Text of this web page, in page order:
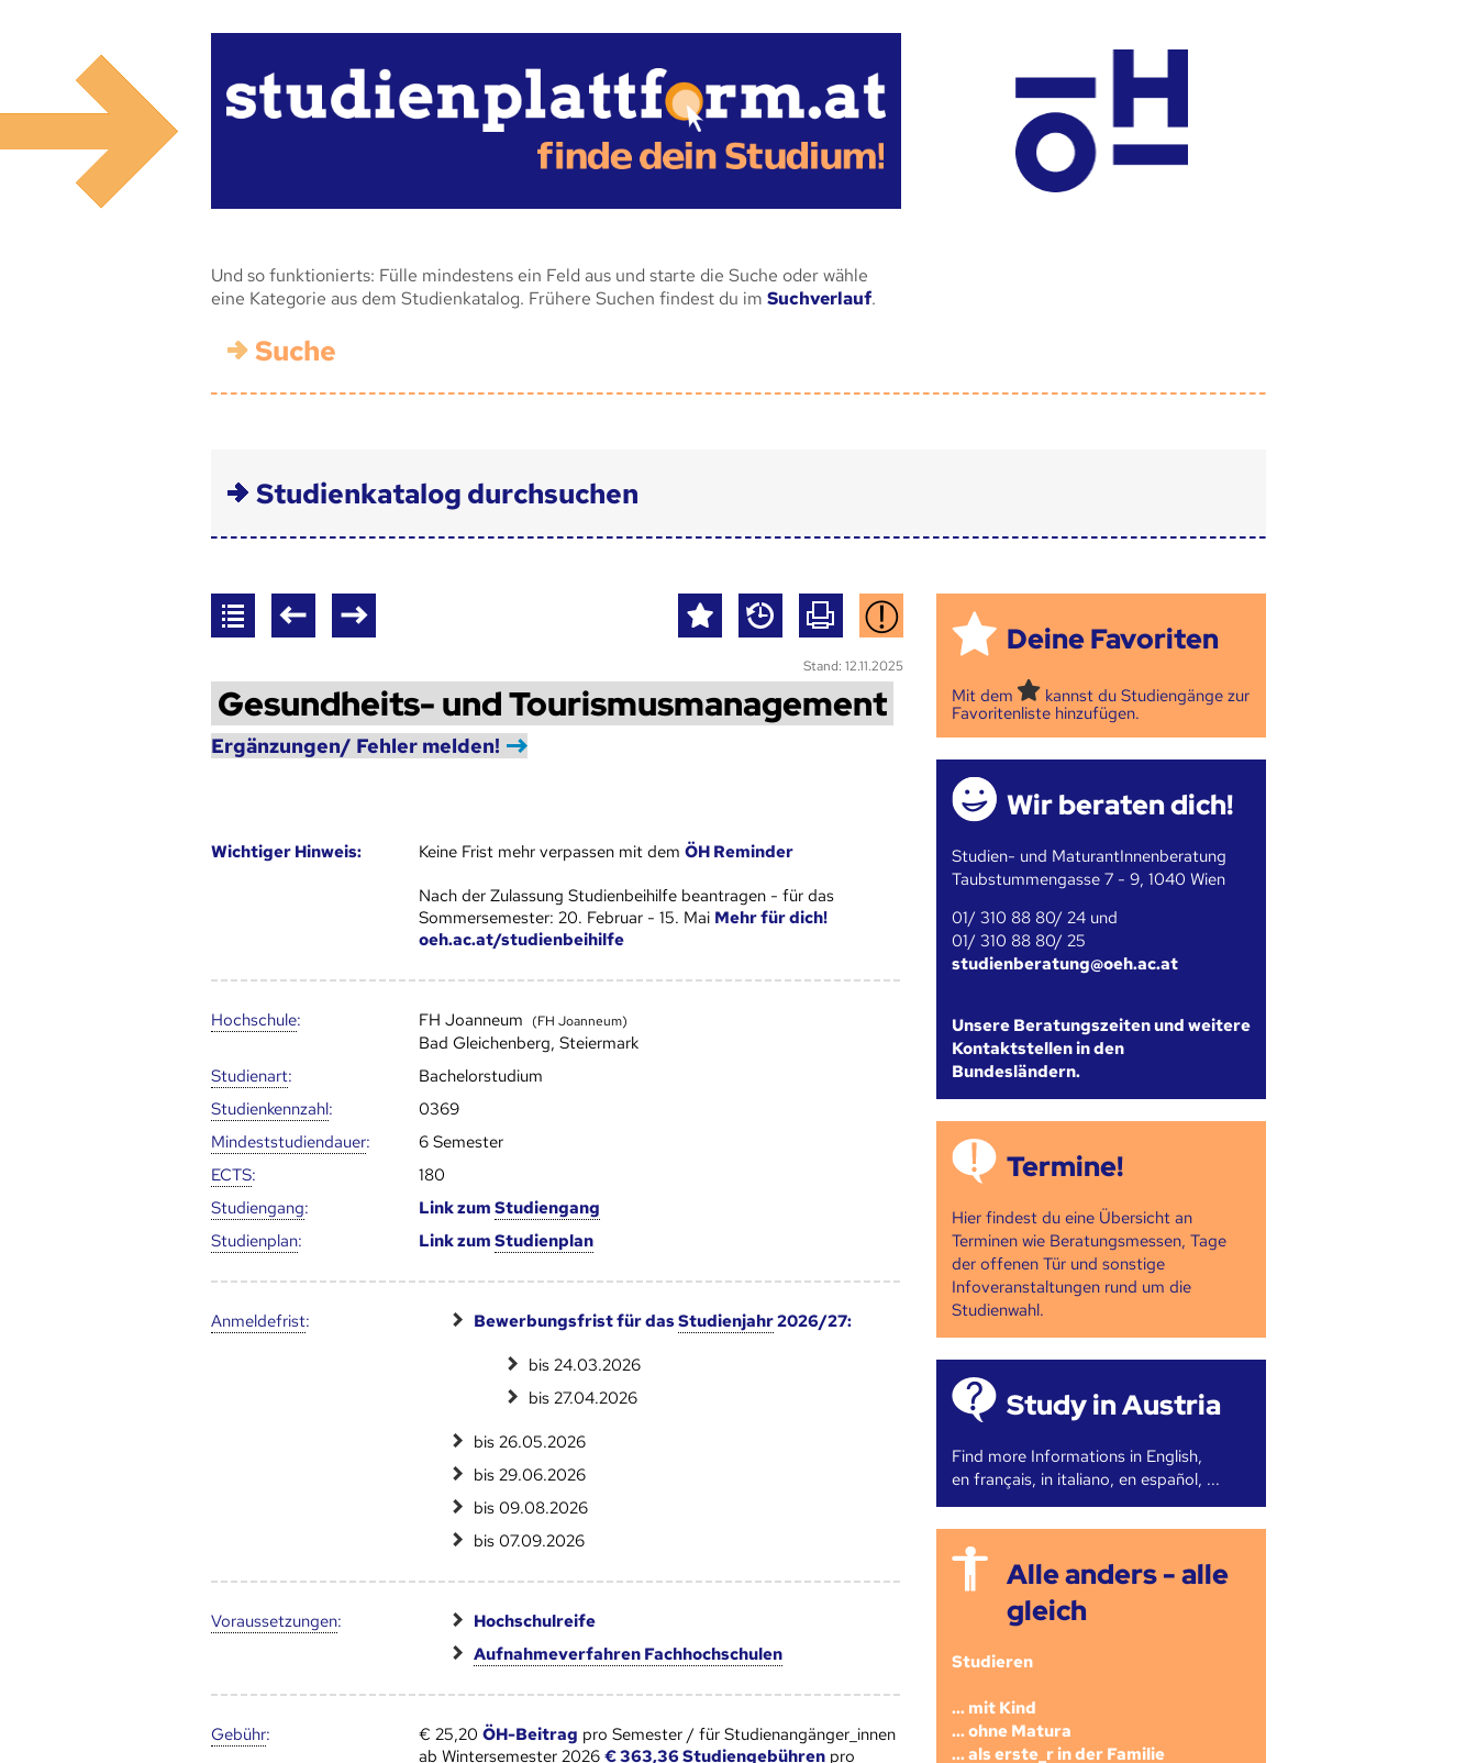
Und so funktionierts: Fülle mindestens ein Feld aus und starte die Suche oder wähle
eine Kategorie aus dem Studienkatalog. Frühere Suchen findest du im Suchverlauf.
Suche
Studienkatalog durchsuchen
Stand: 12.11.2025
Gesundheits- und Tourismusmanagement
Ergänzungen/ Fehler melden!
Wich­ti­ger Hin­weis: Keine Frist mehr verpassen mit dem ÖH Reminder
Nach der Zulassung Studienbeihilfe beantragen - für das
Sommersemester: 20. Februar - 15. Mai Mehr für dich!
oeh.ac.at/studienbeihilfe
Hoch­schule: FH Joanneum (FH Joanneum)
Bad Gleichenberg, Steiermark
Studienart:
Bachelorstudium
Studien­kenn­zahl:
0369
Mindest­studien­dauer:
6 Semester
ECTS:
180
Studien­gang: Link zum Studien­gang
Studien­plan: Link zum Studien­plan
Anmelde­frist: Bewerbungsfrist für dasStudienjahr2026/27:
bis 24.03.2026
bis 27.04.2026
bis 26.05.2026
bis 29.06.2026
bis 09.08.2026
bis 07.09.2026
Voraus­setzungen:
Hochschulreife
Aufnahmeverfahren Fachhochschulen
Gebühr: € 25,20 ÖH-Beitrag pro Semester / für Studienangänger_innen
ab Wintersemester 2026 € 363,36 Studiengebührenpro
Deine Favoriten
Mit dem
kannst du Studiengänge zur
Favoritenliste hinzufügen.
Wir beraten dich!
Studien- und MaturantInnenberatung
Taubstummengasse 7 - 9, 1040 Wien
01/ 310 88 80/ 24 und
01/ 310 88 80/ 25
studienberatung@oeh.ac.at
Unsere Beratungszeiten und weitere
Kontaktstellen in den
Bundesländern.
Termine!
Hier findest du eine Übersicht an
Terminen wie Beratungsmessen, Tage
der offenen Tür und sonstige
Infoveranstaltungen rund um die
Studienwahl.
Study in Austria
Find more Informations in English,
en français, in italiano, en español, ...
Alle anders - alle
gleich
Studieren
... mit Kind
... ohne Matura
... als erste_r in der Familie